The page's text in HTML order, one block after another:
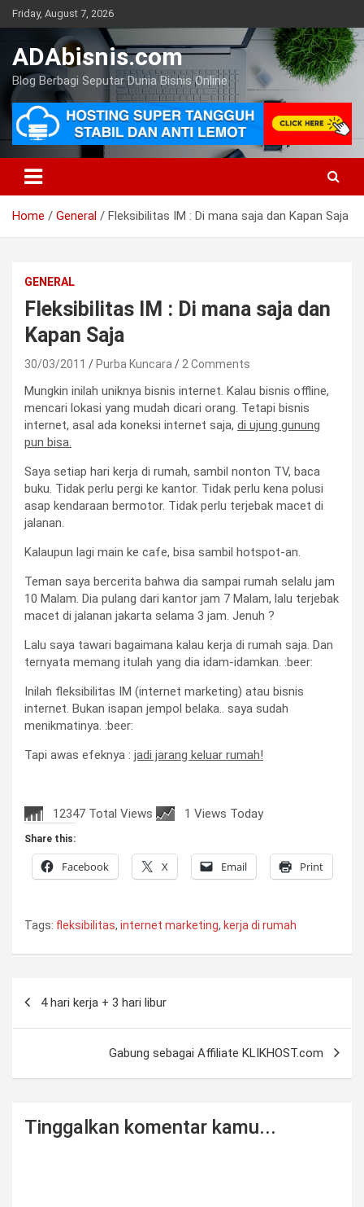
Skip
to
Friday, August 7, 2026
ADAbisnis.com
Blog Berbagi Seputar Dunia Bisnis Online
Home General Fleksibilitas IM : Di mana saja dan Kapan Saja
GENERAL
Fleksibilitas IM : Di mana saja dan
Kapan Saja
30/03/2011 Purba Kuncara 2 Comments
Mungkin inilah uniknya bisnis internet. Kalau bisnis offline,
mencari lokasi yang mudah dicari orang. Tetapi bisnis
internet, asal ada koneksi internet saja, di ujung gunung
pun bisa.
Saya setiap hari kerja di rumah, sambil nonton TV, baca
buku. Tidak perlu pergi ke kantor. Tidak perlu kena polusi
asap kendaraan bermotor. Tidak perlu terjebak macet di
jalanan.
Kalaupun lagi main ke cafe, bisa sambil hotspot-an.
Teman saya bercerita bahwa dia sampai rumah selalu jam
10 Malam. Dia pulang dari kantor jam 7 Malam, lalu terjebak
macet di jalanan jakarta selama 3 jam. Jenuh ?
Lalu saya tawari bagaimana kalau kerja di rumah saja. Dan
ternyata memang itulah yang dia idam-idamkan. :beer:
Inilah fleksibilitas IM (internet marketing) atau bisnis
internet. Bukan isapan jempol belaka.. saya sudah
menikmatinya. :beer:
Tapi awas efeknya : jadi jarang keluar rumah!
12347 Total Views 1 Views Today
Share this:
Facebook X Email Print
Tags: fleksibilitas, internet marketing, kerja di rumah
navigation
4 hari kerja + 3 hari libur
Gabung sebagai Affiliate KLIKHOST.com
Tinggalkan komentar kamu...